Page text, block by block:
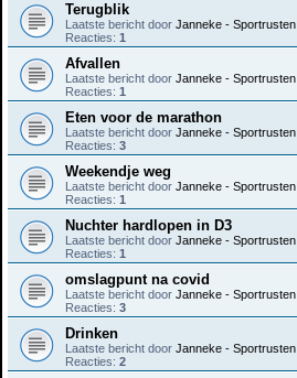
Terugblik
Laatste bericht door Janneke - Sportrusten
Reacties: 1
Afvallen
Laatste bericht door Janneke - Sportrusten
Reacties: 1
Eten voor de marathon
Laatste bericht door Janneke - Sportrusten
Reacties: 3
Weekendje weg
Laatste bericht door Janneke - Sportrusten
Reacties: 1
Nuchter hardlopen in D3
Laatste bericht door Janneke - Sportrusten
Reacties: 1
omslagpunt na covid
Laatste bericht door Janneke - Sportrusten
Reacties: 3
Drinken
Laatste bericht door Janneke - Sportrusten
Reacties: 2